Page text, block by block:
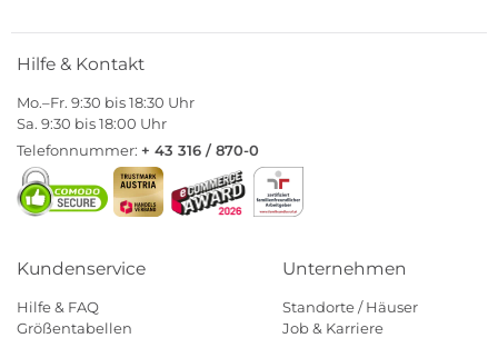
Hilfe & Kontakt
Mo.–Fr. 9:30 bis 18:30 Uhr
Sa. 9:30 bis 18:00 Uhr
Telefonnummer: + 43 316 / 870-0
Kundenservice
Hilfe & FAQ
Größentabellen
Unternehmen
Standorte / Häuser
Job & Karriere